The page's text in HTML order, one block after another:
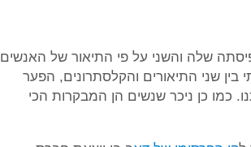
שלה והשני על פי התיאור של האנשים
שני התיאורים והקלסתרונים, הפער
כמו כן ניכר שנשים הן המבקרות הכי